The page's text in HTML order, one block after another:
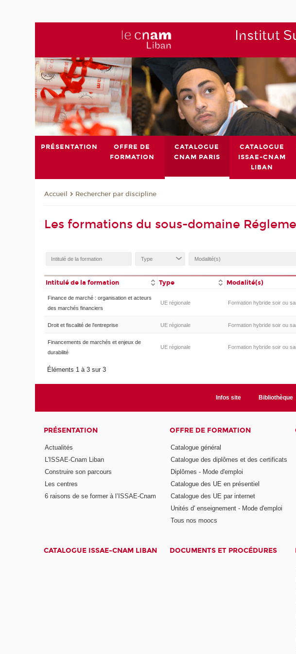
Institut
PRÉSENTATION
OFFRE DE
FORMATION
CATALOGUE
CNAM PARIS
CATALOGUE
ISSAE-CNAM
LIBAN
Accueil Rechercher par discipline
Les formations du sous-domaine
Intitulé de la formation Type Modalité(s)
Finance de marché : organisation et acteurs
des marchés financiers
UE régionale Formation hybride soir ou
Droit et fiscalité de l'entreprise UE régionale Formation hybride soir ou
Financements de marchés et enjeux de
durabilité
UE régionale Formation hybride soir ou
Éléments 1 à 3 sur 3
Infos site Bibliothèque
PRÉSENTATION
Actualités
L'ISSAE-Cnam Liban
Construire son parcours
Les centres
6 raisons de se former à l’ISSAE-Cnam
OFFRE DE FORMATION
Catalogue général
Catalogue des diplômes et des certificats
Diplômes - Mode d'emploi
Catalogue des UE en présentiel
Catalogue des UE par internet
Unités d' enseignement - Mode d'emploi
Tous nos moocs
CATALOGUE ISSAE-CNAM LIBAN DOCUMENTS ET PROCÉDURES